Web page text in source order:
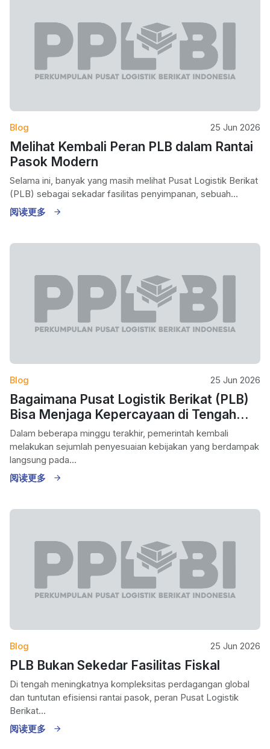
Blog 25 Jun 2026
Melihat Kembali Peran PLB dalam Rantai
Pasok Modern
Selama ini, banyak yang masih melihat Pusat Logistik Berikat
(PLB) sebagai sekadar fasilitas penyimpanan, sebuah...
阅读更多
Blog 25 Jun 2026
Bagaimana Pusat Logistik Berikat (PLB)
Bisa Menjaga Kepercayaan di Tengah
Perubahan Regulasi Impor
Dalam beberapa minggu terakhir, pemerintah kembali
melakukan sejumlah penyesuaian kebijakan yang berdampak
langsung pada...
阅读更多
Blog 25 Jun 2026
PLB Bukan Sekedar Fasilitas Fiskal
Di tengah meningkatnya kompleksitas perdagangan global
dan tuntutan efisiensi rantai pasok, peran Pusat Logistik
Berikat...
阅读更多